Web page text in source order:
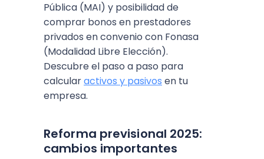
Pública (MAI) y posibilidad de
comprar bonos en prestadores
privados en convenio con Fonasa
(Modalidad Libre Elección).
Descubre el paso a paso para
calcularactivos y pasivos en tu
empresa.
Reforma previsional 2025:
cambios importantes